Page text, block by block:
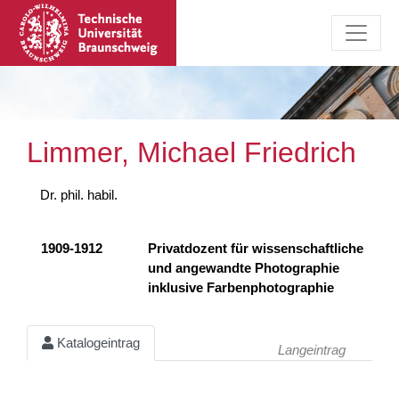
Limmer, Michael Friedrich
Dr. phil. habil.
1909-1912
Privatdozent für wissenschaftliche
und angewandte Photographie
inklusive Farbenphotographie
Katalogeintrag Langeintrag